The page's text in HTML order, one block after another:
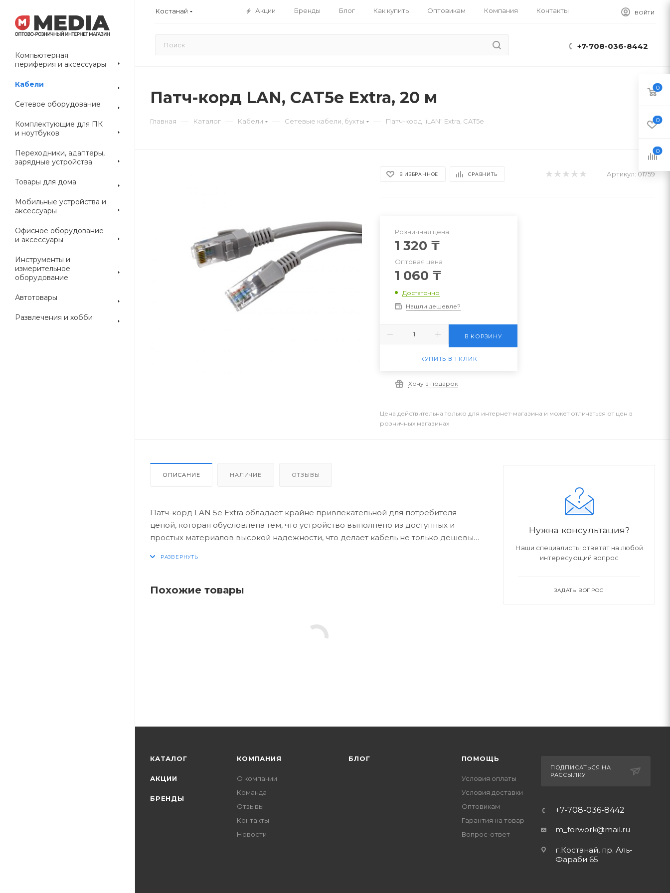
Костанай Акции Бренды Блог Как купить Оптовикам Компания Контакты ВОЙТИ
+7-708-036-8442
Компьютерная
периферия и аксессуары
Кабели
Сетевое оборудование
Комплектующие для ПК
и ноутбуков
Переходники, адаптеры,
зарядные устройства
Товары для дома
Мобильные устройства и
аксессуары
Офисное оборудование
и аксессуары
Инструменты и
измерительное
оборудование
Автотовары
Развлечения и хобби
Патч-корд LAN, CAT5e Extra, 20 м
Главная — Каталог — Кабели — Сетевые кабели, бухты — Патч-корд "iLAN" Extra, CAT5e
В ИЗБРАННОЕ СРАВНИТЬ Артикул: 01759
Розничная цена
1 320 ₸
Оптовая цена
1 060 ₸
Достаточно
Нашли дешевле?
В КОРЗИНУ
КУПИТЬ В 1 КЛИК
Хочу в подарок
Цена действительна только для интернет-магазина и может отличаться от цен в
розничных магазинах
ОПИСАНИЕ НАЛИЧИЕ ОТЗЫВЫ
Патч-корд LAN 5e Extra обладает крайне привлекательной для потребителя
ценой, которая обусловлена тем, что устройство выполнено из доступных и
простых материалов высокой надежности, что делает кабель не только дешевым,
Похожие товары
Нужна консультация?
Наши специалисты ответят на любой
интересующий вопрос
ЗАДАТЬ ВОПРОС
КАТАЛОГ
АКЦИИ
БРЕНДЫ
КОМПАНИЯ
О компании
Команда
Отзывы
Контакты
Новости
БЛОГ ПОМОЩЬ
Условия оплаты
Условия доставки
Оптовикам
Гарантия на товар
Вопрос-ответ
ПОДПИСАТЬСЯ НА
РАССЫЛКУ
+7-708-036-8442
m_forwork@mail.ru
г.Костанай, пр. Аль-
Фараби 65
0
0
0